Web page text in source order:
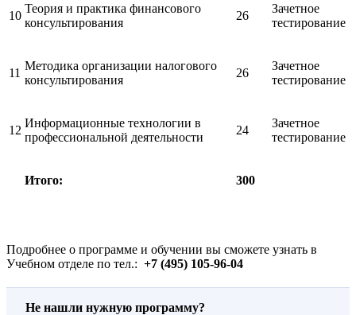
10
Теория и практика финансового
консультирования
26
Зачетное
тестирование
11
Методика организации налогового
консультирования
26
Зачетное
тестирование
12
Информационные технологии в
профессиональной деятельности
24
Зачетное
тестирование
Итого: 300
Подробнее о программе и обучении вы сможете узнать в
Учебном отделе по тел.: +7 (495) 105-96-04
Не нашли нужную программу?